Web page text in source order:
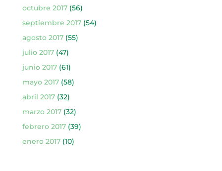
octubre 2017(56)
septiembre 2017(54)
agosto 2017(55)
julio 2017(47)
junio 2017(61)
mayo 2017(58)
abril 2017(32)
marzo 2017(32)
febrero 2017(39)
enero 2017(10)